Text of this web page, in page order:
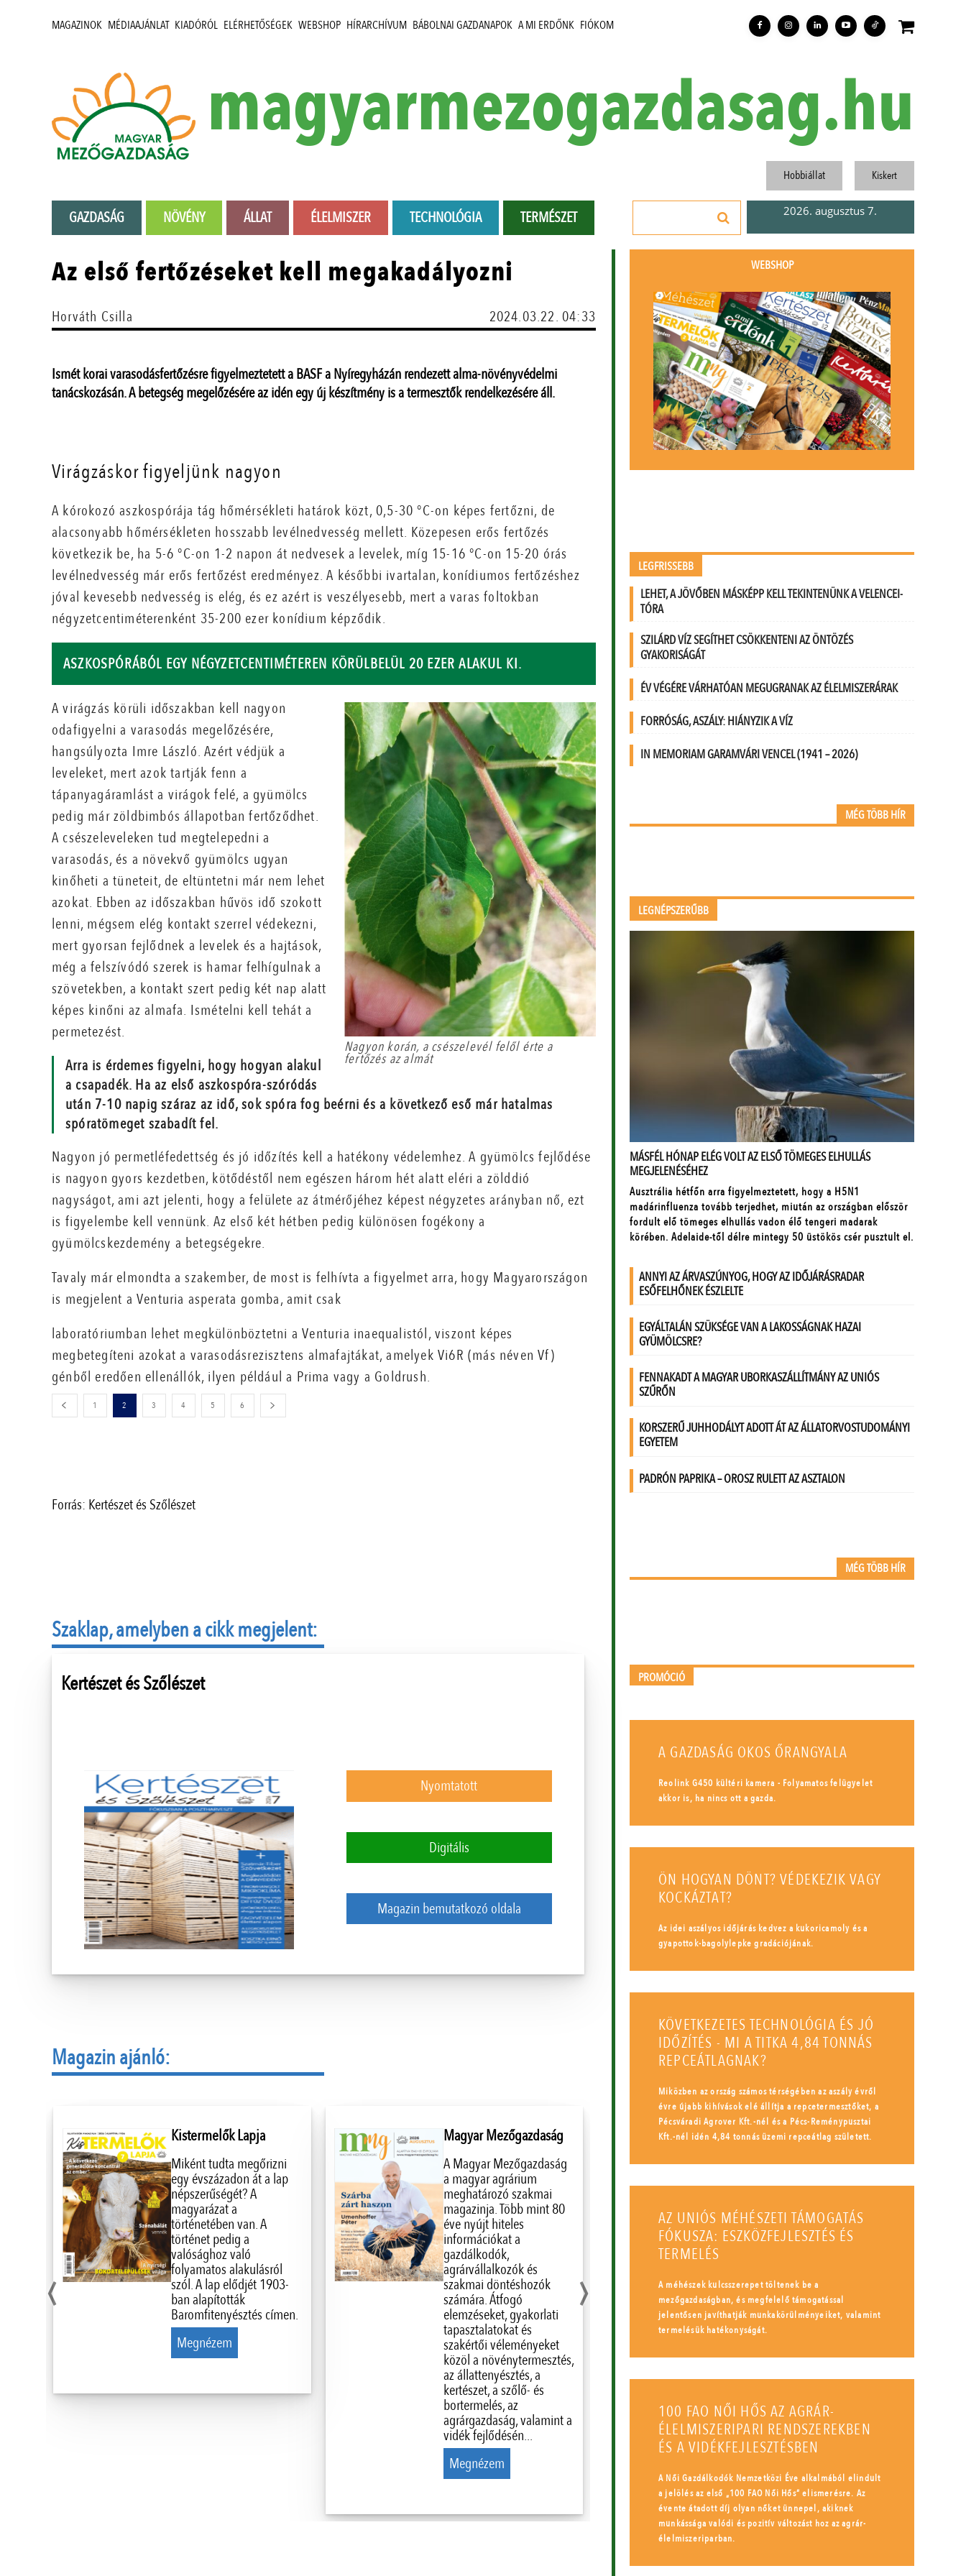
MAGAZINOK MÉDIAAJÁNLAT KIADÓRÓL ELÉRHETŐSÉGEK WEBSHOP HÍRARCHÍVUM BÁBOLNAI GAZDANAPOK A MI ERDŐNK FIÓKOM
magyarmezogazdasag.hu
GAZDASÁG NÖVÉNY ÁLLAT ÉLELMISZER TECHNOLÓGIA TERMÉSZET
Hobbiállat Kiskert
2026. augusztus 7.
Az első fertőzéseket kell megakadályozni
Horváth Csilla 2024.03.22. 04:33
Ismét korai varasodásfertőzésre figyelmeztetett a BASF a Nyíregyházán rendezett alma-növényvédelmi
tanácskozásán. A betegség megelőzésére az idén egy új készítmény is a termesztők rendelkezésére áll.
Virágzáskor figyeljünk nagyon
A kórokozó aszkospórája tág hőmérsékleti határok közt, 0,5-30 °C-on képes fertőzni, de
alacsonyabb hőmérsékleten hosszabb levélnedvesség mellett. Közepesen erős fertőzés
következik be, ha 5-6 °C-on 1-2 napon át nedvesek a levelek, míg 15-16 °C-on 15-20 órás
levélnedvesség már erős fertőzést eredményez. A későbbi ivartalan, konídiumos fertőzéshez
jóval kevesebb nedvesség is elég, és ez azért is veszélyesebb, mert a varas foltokban
négyzetcentiméterenként 35-200 ezer konídium képződik.
ASZKOSPÓRÁBÓL EGY NÉGYZETCENTIMÉTEREN KÖRÜLBELÜL 20 EZER ALAKUL KI.
Nagyon korán, a csészelevél felől érte a
fertőzés az almát
A virágzás körüli időszakban kell nagyon
odafigyelni a varasodás megelőzésére,
hangsúlyozta Imre László. Azért védjük a
leveleket, mert azok tartják fenn a
tápanyagáramlást a virágok felé, a gyümölcs
pedig már zöldbimbós állapotban fertőződhet.
A csészeleveleken tud megtelepedni a
varasodás, és a növekvő gyümölcs ugyan
kinőheti a tüneteit, de eltüntetni már nem lehet
azokat. Ebben az időszakban hűvös idő szokott
lenni, mégsem elég kontakt szerrel védekezni,
mert gyorsan fejlődnek a levelek és a hajtások,
még a felszívódó szerek is hamar felhígulnak a
szövetekben, a kontakt szert pedig két nap alatt
képes kinőni az almafa. Ismételni kell tehát a
permetezést.
Arra is érdemes figyelni, hogy hogyan alakul
a csapadék. Ha az első aszkospóra-szóródás
után 7-10 napig száraz az idő, sok spóra fog beérni és a következő eső már hatalmas
spóratömeget szabadít fel.
Nagyon jó permetléfedettség és jó időzítés kell a hatékony védelemhez. A gyümölcs fejlődése
is nagyon gyors kezdetben, kötődéstől nem egészen három hét alatt eléri a zölddió
nagyságot, ami azt jelenti, hogy a felülete az átmérőjéhez képest négyzetes arányban nő, ezt
is figyelembe kell vennünk. Az első két hétben pedig különösen fogékony a
gyümölcskezdemény a betegségekre.
Tavaly már elmondta a szakember, de most is felhívta a figyelmet arra, hogy Magyarországon
is megjelent a Venturia asperata gomba, amit csak
laboratóriumban lehet megkülönböztetni a Venturia inaequalistól, viszont képes
megbetegíteni azokat a varasodásrezisztens almafajtákat, amelyek Vi6R (más néven Vf)
génből eredően ellenállók, ilyen például a Prima vagy a Goldrush.
1 2 3 4 5 6
Forrás: Kertészet és Szőlészet
Szaklap, amelyben a cikk megjelent:
Kertészet és Szőlészet
Nyomtatott
Digitális
Magazin bemutatkozó oldala
Magazin ajánló:
Kistermelők Lapja
Miként tudta megőrizni
egy évszázadon át a lap
népszerűségét? A
magyarázat a
történetében van. A
történet pedig a
valósághoz való
folyamatos alakulásról
szól. A lap elődjét 1903-
ban alapították
Baromfitenyésztés címen.
Megnézem
Magyar Mezőgazdaság
A Magyar Mezőgazdaság
a magyar agrárium
meghatározó szakmai
magazinja. Több mint 80
éve nyújt hiteles
információkat a
gazdálkodók,
agrárvállalkozók és
szakmai döntéshozók
számára. Átfogó
elemzéseket, gyakorlati
tapasztalatokat és
szakértői véleményeket
közöl a növénytermesztés,
az állattenyésztés, a
kertészet, a szőlő- és
bortermelés, az
agrárgazdaság, valamint a
vidék fejlődésén...
Megnézem
‹ ›
WEBSHOP
LEGFRISSEBB
LEHET, A JÖVŐBEN MÁSKÉPP KELL TEKINTENÜNK A VELENCEI-
TÓRA
SZILÁRD VÍZ SEGÍTHET CSÖKKENTENI AZ ÖNTÖZÉS
GYAKORISÁGÁT
ÉV VÉGÉRE VÁRHATÓAN MEGUGRANAK AZ ÉLELMISZERÁRAK
FORRÓSÁG, ASZÁLY: HIÁNYZIK A VÍZ
IN MEMORIAM GARAMVÁRI VENCEL (1941 – 2026)
MÉG TÖBB HÍR
LEGNÉPSZERŰBB
MÉG TÖBB HÍR
PROMÓCIÓ
A GAZDASÁG OKOS ŐRANGYALA
Reolink G450 kültéri kamera - Folyamatos felügyelet
akkor is, ha nincs ott a gazda.
ÖN HOGYAN DÖNT? VÉDEKEZIK VAGY
KOCKÁZTAT?
Az idei aszályos időjárás kedvez a kukoricamoly és a
gyapottok-bagolylepke gradációjának.
KÖVETKEZETES TECHNOLÓGIA ÉS JÓ
IDŐZÍTÉS - MI A TITKA 4,84 TONNÁS
REPCEÁTLAGNAK?
Miközben az ország számos térségében az aszály évről
évre újabb kihívások elé állítja a repcetermesztőket, a
Pécsváradi Agrover Kft.-nél és a Pécs-Reménypusztai
Kft.-nél idén 4,84 tonnás üzemi repceátlag született.
AZ UNIÓS MÉHÉSZETI TÁMOGATÁS
FÓKUSZA: ESZKÖZFEJLESZTÉS ÉS
TERMELÉS
A méhészek kulcsszerepet töltenek be a
mezőgazdaságban, és megfelelő támogatással
jelentősen javíthatják munkakörülményeiket, valamint
termelésük hatékonyságát.
100 FAO NŐI HŐS AZ AGRÁR-
ÉLELMISZERIPARI RENDSZEREKBEN
ÉS A VIDÉKFEJLESZTÉSBEN
A Női Gazdálkodók Nemzetközi Éve alkalmából elindult
a jelölés az első „100 FAO Női Hős” elismerésre. Az
évente átadott díj olyan nőket ünnepel, akiknek
munkássága valódi és pozitív változást hoz az agrár-
élelmiszeriparban.